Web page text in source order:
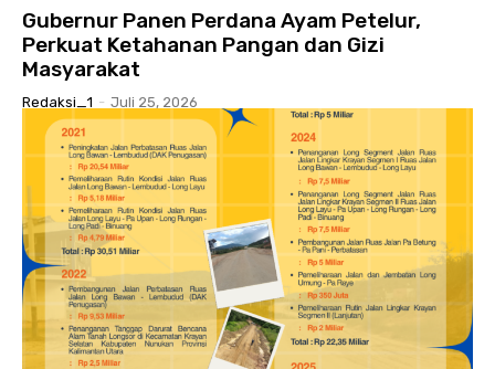
Gubernur Panen Perdana Ayam Petelur,
Perkuat Ketahanan Pangan dan Gizi
Masyarakat
Redaksi_1 - Juli 25, 2026